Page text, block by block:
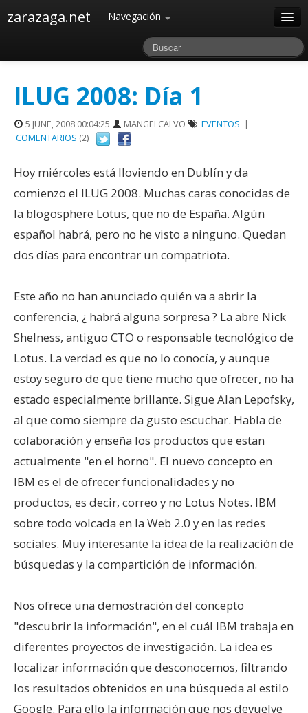
zarazaga.net Navegación
Archivos
ILUG 2008: Día 1
5 JUNE, 2008 00:04:25 MANGELCALVO EVENTOS |
COMENTARIOS (2)
Hoy miércoles está lloviendo en Dublín y da
comienzo el ILUG 2008. Muchas caras conocidas de
la blogosphere Lotus, que no de España. Algún
español habrá, pero no he visto a ninguno. Quedan
dos días para encontrar un compatriota.
Este año no han anunciado quién va a abrir la
conferencia, ¿ habrá alguna sorpresa ? La abre Nick
Shelness, antiguo CTO o responsable tecnológico de
Lotus. La verdad es que no lo conocía, y aunque
estoy seguro de que tiene mucho que ofrecer, no ha
estado especialmente brillante. Sigue Alan Lepofsky,
al que como siempre da gusto escuchar. Habla de
colaboración y enseña los productos que estan
actualmente "en el horno". El nuevo concepto en
IBM es el de ofrecer funcionalidades y no
productos, es decir, correo y no Lotus Notes. IBM
sobre todo volcada en la Web 2.0 y en las redes
sociales. Muy interesante la idea de la realización de
búsquedas y la compartición de información.
Nos ofrece una demostración del concepto
"descubrir la información", en el cuál IBM trabaja en
diferentes proyectos de investigación. La idea es
localizar información que desconocemos, filtrando
los resultados obtenidos en una búsqueda al estilo
Google. Para ello la información que nos devuelve